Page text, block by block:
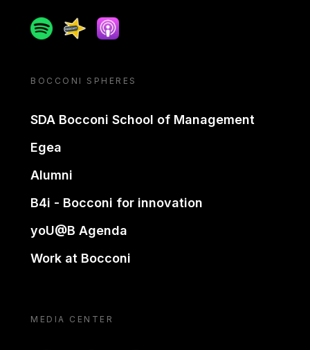
SpotifySpreakerApple podcast
BOCCONI SPHERES
SDA Bocconi School of Management
Egea
Alumni
B4i - Bocconi for innovation
yoU@B Agenda
Work at Bocconi
MEDIA CENTER